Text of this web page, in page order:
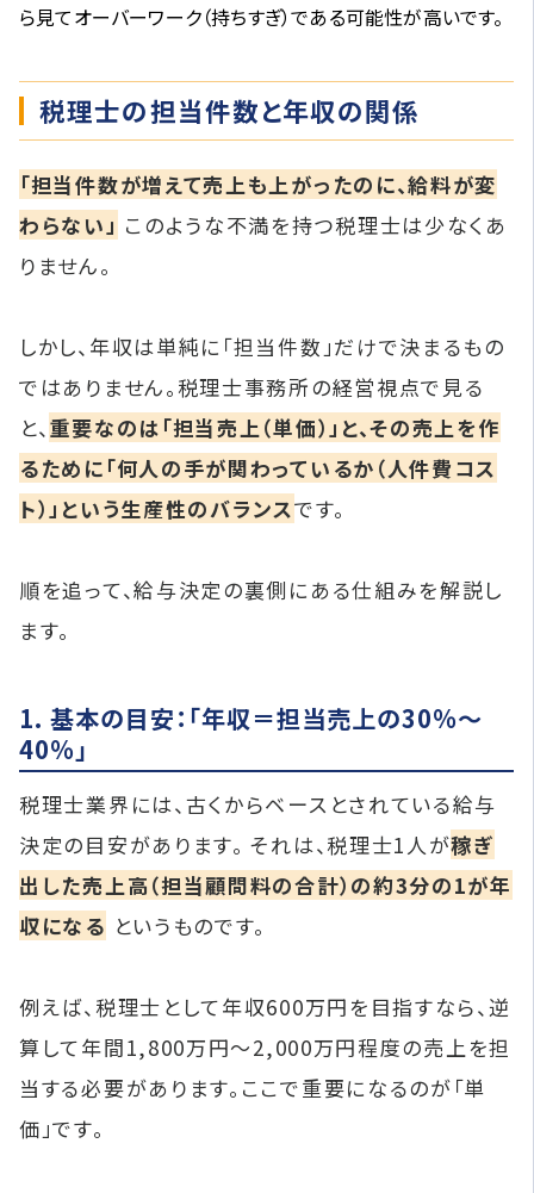
ら見てオーバーワーク（持ちすぎ）である可能性が高いです。
税理士の担当件数と年収の関係
「担当件数が増えて売上も上がったのに、給料が変
わらない」 このような不満を持つ税理士は少なくあ
りません。
しかし、年収は単純に「担当件数」だけで決まるもの
ではありません。税理士事務所の経営視点で見る
と、重要なのは「担当売上（単価）」と、その売上を作
るために「何人の手が関わっているか（人件費コス
ト）」という生産性のバランスです。
順を追って、給与決定の裏側にある仕組みを解説し
ます。
1. 基本の目安：「年収＝担当売上の30%〜
40%」
税理士業界には、古くからベースとされている給与
決定の目安があります。 それは、税理士1人が稼ぎ
出した売上高（担当顧問料の合計）の約3分の1が年
収になる というものです。
例えば、税理士として年収600万円を目指すなら、逆
算して年間1,800万円〜2,000万円程度の売上を担
当する必要があります。ここで重要になるのが「単
価」です。